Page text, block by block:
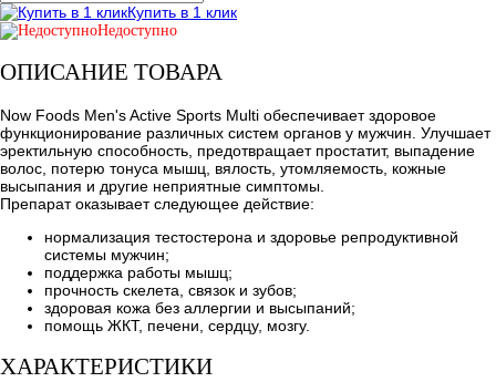
Купить в 1 клик
Недоступно
ОПИСАНИЕ ТОВАРА
Now Foods Men's Active Sports Multi обеспечивает здоровое
функционирование различных систем органов у мужчин. Улучшает
эректильную способность, предотвращает простатит, выпадение
волос, потерю тонуса мышц, вялость, утомляемость, кожные
высыпания и другие неприятные симптомы.
Препарат оказывает следующее действие:
нормализация тестостерона и здоровье репродуктивной
системы мужчин;
поддержка работы мышц;
прочность скелета, связок и зубов;
здоровая кожа без аллергии и высыпаний;
помощь ЖКТ, печени, сердцу, мозгу.
ХАРАКТЕРИСТИКИ